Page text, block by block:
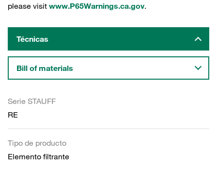
please visit www.P65Warnings.ca.gov.
Técnicas
Bill of materials
Serie STAUFF
RE
Tipo de producto
Elemento filtrante